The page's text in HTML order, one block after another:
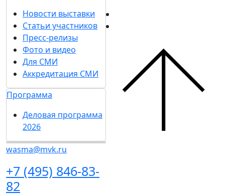
Новости выставки
Статьи участников
Пресс-релизы
Фото и видео
Для СМИ
Аккредитация СМИ
Программа
Деловая программа
2026
wasma@mvk.ru
+7 (495) 846-83-
82